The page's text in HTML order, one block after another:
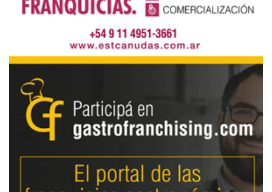
Gastrofranchising.com